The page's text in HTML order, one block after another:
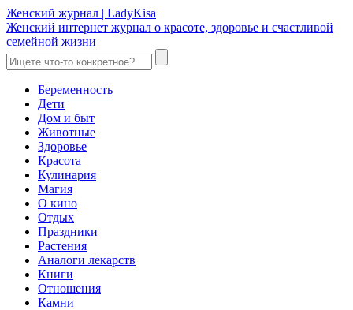
Женский журнал | LadyKisa
Женский интернет журнал о красоте, здоровье и счастливой
семейной жизни
Беременность
Дети
Дом и быт
Животные
Здоровье
Красота
Кулинария
Магия
О кино
Отдых
Праздники
Растения
Аналоги лекарств
Книги
Отношения
Камни